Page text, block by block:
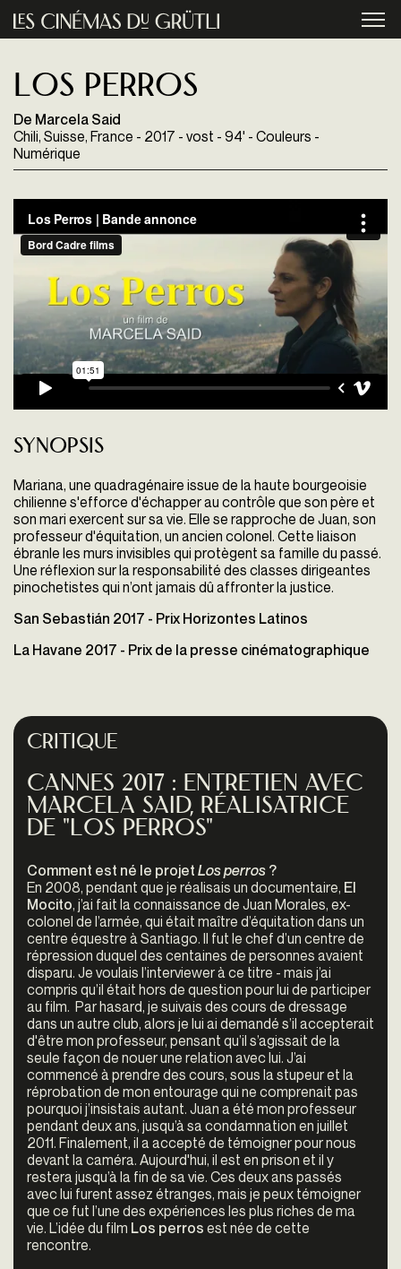
Aller au contenu principal
Los Perros
De Marcela Said
Chili, Suisse, France - 2017 - vost - 94' - Couleurs -
Numérique
Synopsis
Mariana, une quadragénaire issue de la haute bourgeoisie
chilienne s'efforce d'échapper au contrôle que son père et
son mari exercent sur sa vie. Elle se rapproche de Juan, son
professeur d'équitation, un ancien colonel. Cette liaison
ébranle les murs invisibles qui protègent sa famille du passé.
Une réflexion sur la responsabilité des classes dirigeantes
pinochetistes qui n’ont jamais dû affronter la justice.
San Sebastián 2017 - Prix Horizontes Latinos
La Havane 2017 - Prix de la presse cinématographique
Critique
Cannes 2017 : entretien avec
Marcela Said, réalisatrice
de "Los perros"
Comment est né le projet Los perros ?
En 2008, pendant que je réalisais un documentaire, El
Mocito, j’ai fait la connaissance de Juan Morales, ex-
colonel de l’armée, qui était maître d’équitation dans un
centre équestre à Santiago. Il fut le chef d’un centre de
répression duquel des centaines de personnes avaient
disparu. Je voulais l’interviewer à ce titre - mais j’ai
compris qu’il était hors de question pour lui de participer
au film. Par hasard, je suivais des cours de dressage
dans un autre club, alors je lui ai demandé s’il accepterait
d'être mon professeur, pensant qu’il s’agissait de la
seule façon de nouer une relation avec lui. J’ai
commencé à prendre des cours, sous la stupeur et la
réprobation de mon entourage qui ne comprenait pas
pourquoi j’insistais autant. Juan a été mon professeur
pendant deux ans, jusqu’à sa condamnation en juillet
2011. Finalement, il a accepté de témoigner pour nous
devant la caméra. Aujourd'hui, il est en prison et il y
restera jusqu’à la fin de sa vie. Ces deux ans passés
avec lui furent assez étranges, mais je peux témoigner
que ce fut l’une des expériences les plus riches de ma
vie. L’idée du film Los perros est née de cette
rencontre.